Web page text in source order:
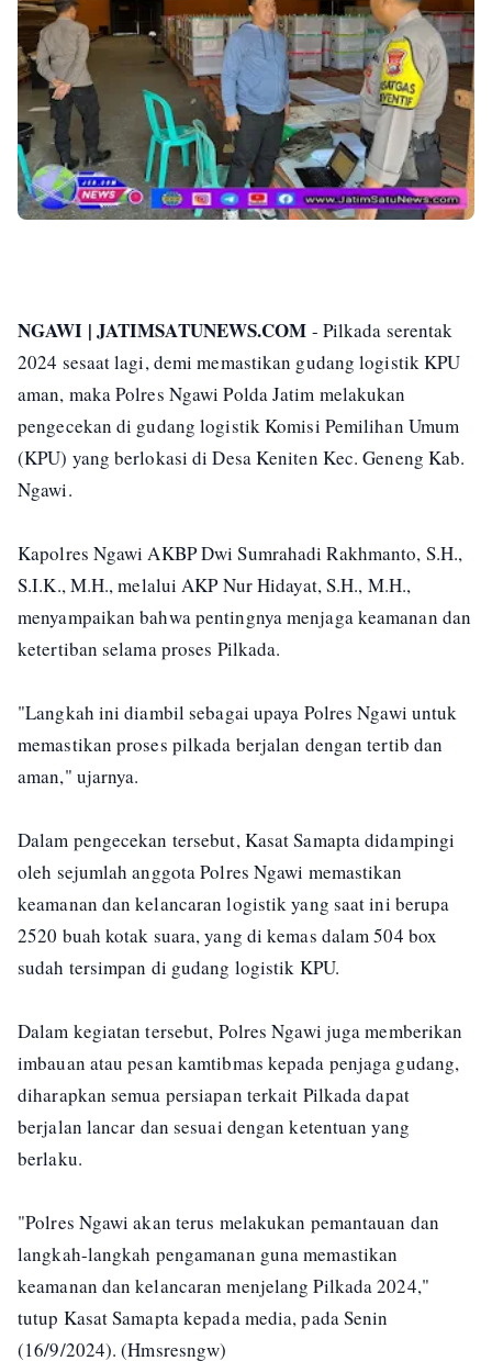
NGAWI | JATIMSATUNEWS.COM - Pilkada serentak
2024 sesaat lagi, demi memastikan gudang logistik KPU
aman, maka Polres Ngawi Polda Jatim melakukan
pengecekan di gudang logistik Komisi Pemilihan Umum
(KPU) yang berlokasi di Desa Keniten Kec. Geneng Kab.
Ngawi.
Kapolres Ngawi AKBP Dwi Sumrahadi Rakhmanto, S.H.,
S.I.K., M.H., melalui AKP Nur Hidayat, S.H., M.H.,
menyampaikan bahwa pentingnya menjaga keamanan dan
ketertiban selama proses Pilkada.
"Langkah ini diambil sebagai upaya Polres Ngawi untuk
memastikan proses pilkada berjalan dengan tertib dan
aman," ujarnya.
Dalam pengecekan tersebut, Kasat Samapta didampingi
oleh sejumlah anggota Polres Ngawi memastikan
keamanan dan kelancaran logistik yang saat ini berupa
2520 buah kotak suara, yang di kemas dalam 504 box
sudah tersimpan di gudang logistik KPU.
Dalam kegiatan tersebut, Polres Ngawi juga memberikan
imbauan atau pesan kamtibmas kepada penjaga gudang,
diharapkan semua persiapan terkait Pilkada dapat
berjalan lancar dan sesuai dengan ketentuan yang
berlaku.
"Polres Ngawi akan terus melakukan pemantauan dan
langkah-langkah pengamanan guna memastikan
keamanan dan kelancaran menjelang Pilkada 2024,"
tutup Kasat Samapta kepada media, pada Senin
(16/9/2024). (Hmsresngw)